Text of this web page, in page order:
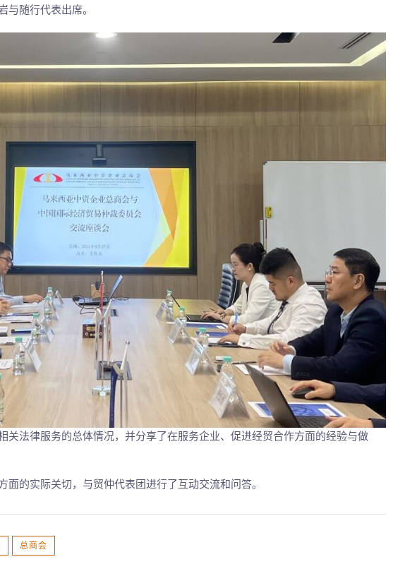
与随行代表出席。
关法律服务的总体情况，并分享了在服务企业、促进经贸合作方面的经验与做
的实际关切，与贸仲代表团进行了互动交流和问答。
总商会